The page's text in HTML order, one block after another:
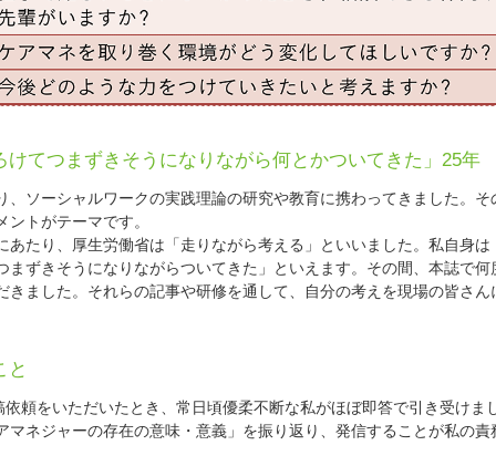
けてつまずきそうになりながら何とかついてきた」25年
ソーシャルワークの実践理論の研究や教育に携わってきました。そ
トがテーマです。
たり、厚生労働省は「走りながら考える」といいました。私自身は
まずきそうになりながらついてきた」といえます。その間、本誌で何
きました。それらの記事や研修を通して、自分の考えを現場の皆さん
と
頼をいただいたとき、常日頃優柔不断な私がほぼ即答で引き受けま
マネジャーの存在の意味・意義」を振り返り、発信することが私の責